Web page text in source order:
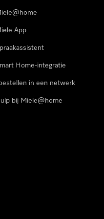
App
Home-integratie
in een netwerk
bij Miele@home